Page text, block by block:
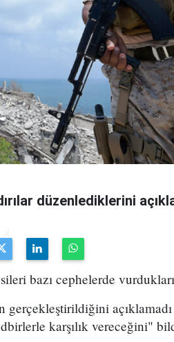
düzenlediklerini
bazı cephelerde
gerçekleştirildiğini
karşılık vereceğini"